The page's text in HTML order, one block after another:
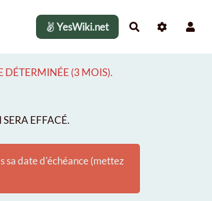
YesWiki.net Rechercher
DÉTERMINÉE (3 MOIS).
EFFACÉ.
sa date d'échéance (mettez